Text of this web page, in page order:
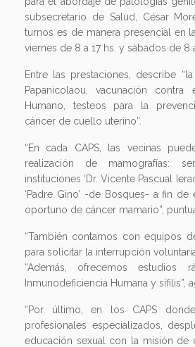
subsecretario de Salud, César
turnos es de manera presencial en
viernes de 8 a 17 hs. y sábados de 8 a
Entre las prestaciones, describe
Papanicolaou, vacunación
Humano, testeos para la
cáncer de cuello uterino”.
“En cada CAPS, las vecinas
realización de mamografías:
instituciones ‘Dr. Vicente Pascual
‘Padre Gino’ -de Bosques- a fin
oportuno de cáncer mamario”,
“También contamos con equipos
para solicitar la interrupción
“Además, ofrecemos
Inmunodeficiencia Humana y sífilis”,
“Por último, en los CAPS
profesionales especializados,
educación sexual con la misión de